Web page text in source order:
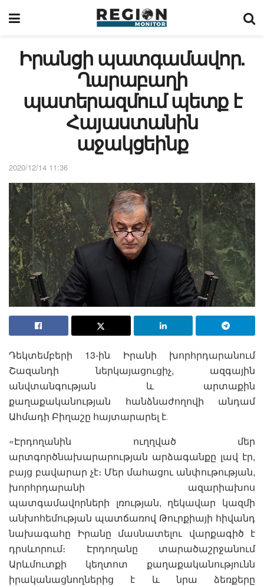
Իրանցի պատգամավոր.
Ղարաբաղի
պատերազմում պետք է
Հայաստանին
աջակցեինք
2020/12/14 11:36
Դեկտեմբերի 13-ին Իրանի խորհրդարանում
Շազանդի ներկայացուցիչ, ազգային
անվտանգության և արտաքին
քաղաքականության հանձնաժողովի անդամ
Ահմադի Բիղաշը հայտարարել է․
«Էրդողանին ուղղված մեր
արտգործնախարարության արձագանքը լավ էր,
բայց բավարար չէ։ Մեր մահացու անփութության,
խորհրդարանի ազարիախոս
պատգամավորների լռության, ղեկավար կազմի
անխոհեմության պատճառով Թուրքիայի հիվանդ
նախագահը Իրանը մասնատելու վարքագիծ է
դրսևորում։ Էրդողանը տարածաշրջանում
Արևմուտքի կեղտոտ քաղաքականությունն
իրականացնողներից է և նրա ձեռքերը